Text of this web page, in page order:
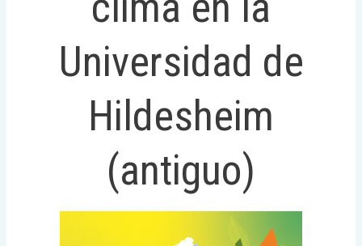
Universidad de
Hildesheim
(antiguo)